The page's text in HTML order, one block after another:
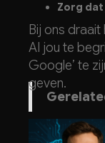
Zorg
vaker
Schrijf
relevant,
Bij ons
AI jou te
Google’ te
geven.